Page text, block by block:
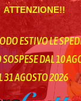
ATTENZIONE!!
ESTIVO LE
DAL 10
31 AGOSTO 2026